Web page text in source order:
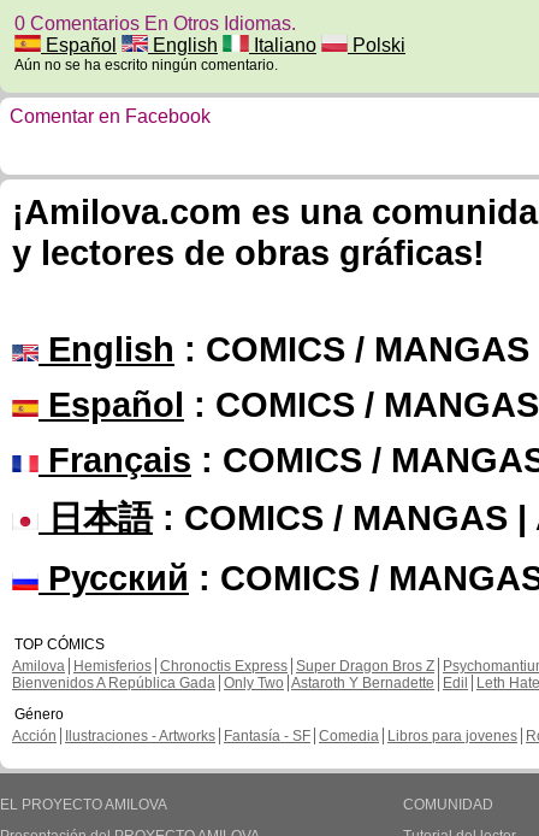
0 Comentarios En Otros Idiomas.
Español
English Italiano Polski
Aún no se ha escrito ningún comentario.
Comentar en Facebook
¡Amilova.com es una
y lectores de obras gráficas!
English : COMICS /
Español : COMICS /
Français : COMICS /
日本語: COMICS / MANGAS |
Русский : COMICS /
TOP CÓMICS
Amilova
Hemisferios Chronoctis Express Super Dragon Bros Z
Bienvenidos A República Gada Only Two Astaroth Y Bernadette Edil
Leth Hate
Género
Acción
Ilustraciones - Artworks Fantasía - SF Comedia Libros para jovenes
EL PROYECTO AMILOVA
COMUNIDAD